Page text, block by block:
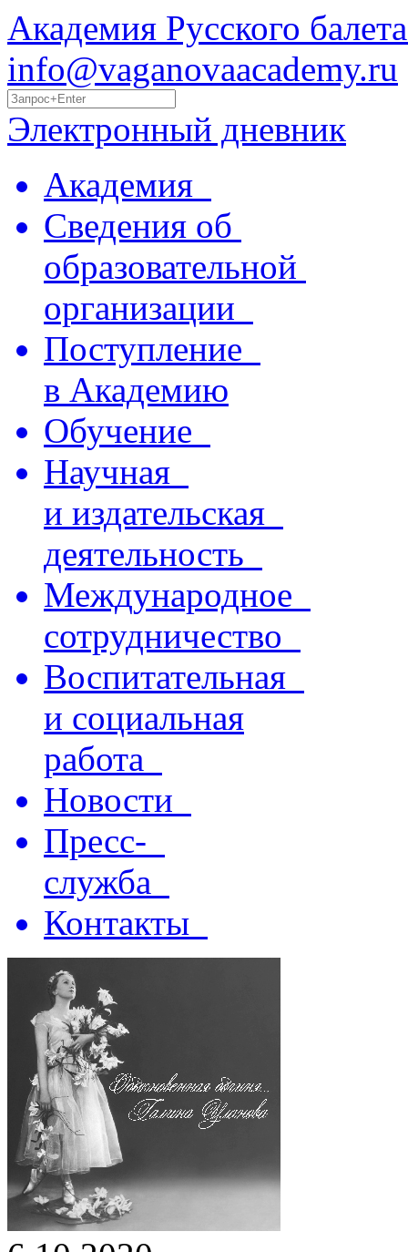
Академия Русского
info@vaganovaacademy.ru
Электронный дневник
Академия
Сведения об
образовательной
организации
Поступление
в Академию
Обучение
Научная
и издательская
деятельность
Международное
сотрудничество
Воспитательная
и социальная
работа
Новости
Пресс-
служба
Контакты